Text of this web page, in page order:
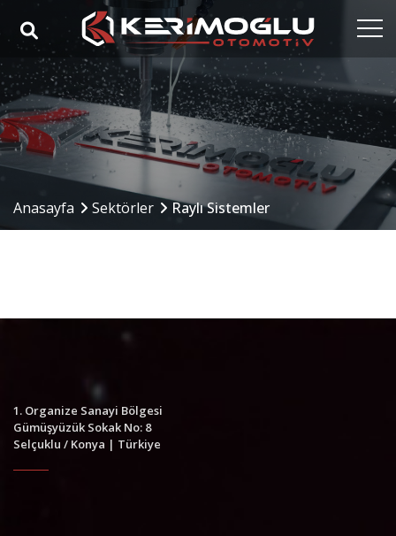
Anasayfa
Kurumsal
Yetkinlikler
Sektörler
Anasayfa Sektörler Raylı Sistemler
1. Organize Sanayi Bölgesi
Gümüşyüzük Sokak No: 8
Selçuklu / Konya | Türkiye